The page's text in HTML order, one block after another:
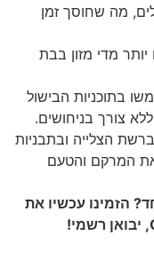
מה שחוסך זמן
מדי מזון בבת
בתוכניות הבישול
צורך בניחושים.
הצלייה ובתבניות
את המרקם והטעם
הזמינו עכשיו את